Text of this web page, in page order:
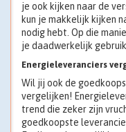
je ook kijken naar de
kun je makkelijk kijken
nodig hebt. Op die
je daadwerkelijk
Energieleveranciers
Wil jij ook de
vergelijken!
trend die zeker zijn
goedkoopste